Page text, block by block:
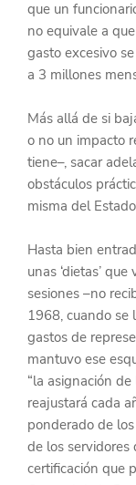
que un
no equivale a
gasto excesivo
a 3 millones
Más allá de si
o no un impacto
tiene–, sacar
obstáculos
misma del
Hasta bien
unas ‘dietas’
sesiones –no
1968, cuando se
gastos de
mantuvo ese
“la asignación
reajustará cada
ponderado de
de los servidores
certificación que